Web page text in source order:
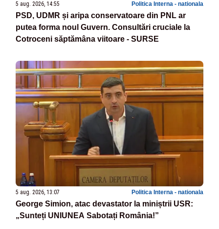
5 aug. 2026, 14:55 Politica Interna - nationala
PSD, UDMR și aripa conservatoare din PNL ar
putea forma noul Guvern. Consultări cruciale la
Cotroceni săptămâna viitoare - SURSE
5 aug. 2026, 13:07 Politica Interna - nationala
George Simion, atac devastator la miniștrii USR:
„Sunteți UNIUNEA Sabotați România!”